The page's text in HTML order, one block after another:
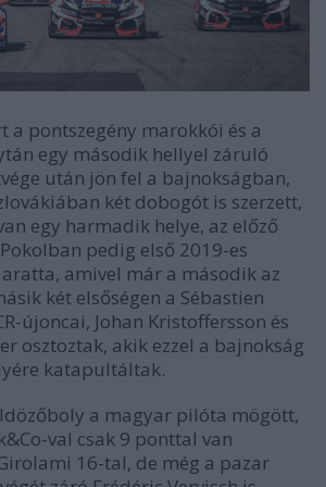
a pontszegény marokkói és a
egy második hellyel záruló
után jön fel a bajnokságban,
két dobogót is szerzett,
egy harmadik helye, az előző
pedig első 2019-es
amivel már a második az
két elsőségen a Sébastien
újoncai, Johan Kristoffersson és
osztoztak, akik ezzel a bajnokság
katapultáltak.
a magyar pilóta mögött,
val csak 9 ponttal van
16-tal, de még a pazar